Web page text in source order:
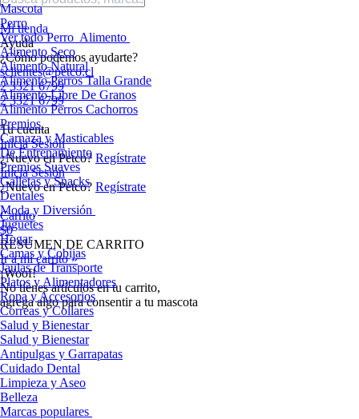
Mi tienda
Ayuda
¿Cómo podemos ayudarte?
sclientes@petco.cl
2 3321 6799
2 3321 6799
Tu cuenta
Inicia Sesión
¿Nuevo en Petco? Regístrate
Inicia Sesión
¿Nuevo en Petco? Regístrate
Carrito
$0
RESUMEN DE CARRITO
Ir a mi carrito »
¡Woof!
No tíenes artículos en tu carrito,
agrega algo para consentir a tu mascota
Mascota
Perro
Ver todo Perro Alimento
Alimento Seco
Alimento Natural
Alimento Perros Talla Grande
Alimento Libre De Granos
Alimento Perros Cachorros
Premios
Carnaza y Masticables
De Entrenamiento
Premios Suaves
Galletas y Snacks
Dentales
Moda y Diversión
Juguetes
Hogar
Camas y Cobijas
Jaulas de Transporte
Platos y Alimentadores
Ropa y Accesorios
Correas y Collares
Salud y Bienestar
Salud y Bienestar
Antipulgas y Garrapatas
Cuidado Dental
Limpieza y Aseo
Belleza
Marcas populares